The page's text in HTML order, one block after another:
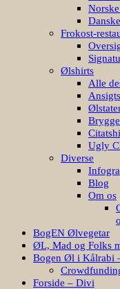
Frokost-
Ølshirts
Alle
Ugly
Diverse
Blog
Om os
BogEN Ølvegetar
ØL, Mad og Folks
Bogen Øl i Kålrabi
Forside – Divi